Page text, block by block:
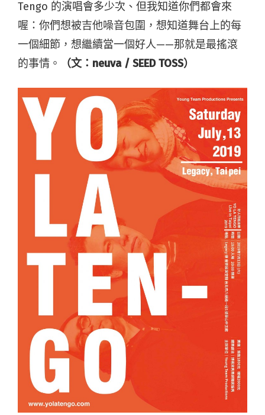
Tengo 的演唱會多少次、但我知道你們都會來
喔：你們想被吉他噪音包圍，想知道舞台上的每
一個細節，想繼續當一個好人——那就是最搖滾
的事情。
（文：neuva / SEED TOSS）